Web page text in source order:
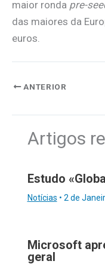
maior ronda pre-
das maiores da
euros.
ANTERIOR
Artigos
Estudo
Notícias • 2 de
Microsoft
geral